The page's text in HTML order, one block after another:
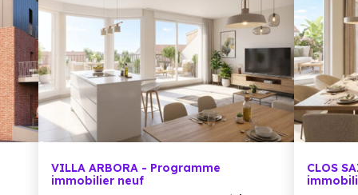
km, soit
VILLA ARBORA - Programme
immobilier neuf
CLOS